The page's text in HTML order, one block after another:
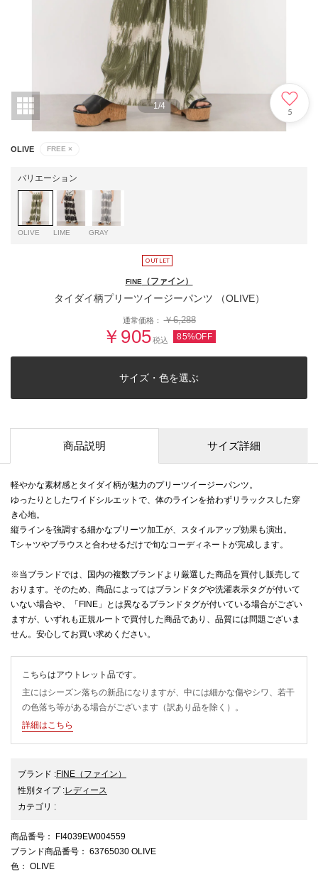
1/4
5
OLIVE FREE ×
バリエーション
OLIVE LIME GRAY
FINE（ファイン）
タイダイ柄プリーツイージーパンツ （OLIVE）
通常価格：￥6,288
￥905税込 85%OFF
サイズ・色を選ぶ
商品説明 サイズ詳細
軽やかな素材感とタイダイ柄が魅力のプリーツイージーパンツ。
ゆったりとしたワイドシルエットで、体のラインを拾わずリラックスした穿
き心地。
縦ラインを強調する細かなプリーツ加工が、スタイルアップ効果も演出。
Tシャツやブラウスと合わせるだけで旬なコーディネートが完成します。
※当ブランドでは、国内の複数ブランドより厳選した商品を買付し販売して
おります。そのため、商品によってはブランドタグや洗濯表示タグが付いて
いない場合や、「FINE」とは異なるブランドタグが付いている場合がござい
ますが、いずれも正規ルートで買付した商品であり、品質には問題ございま
せん。安心してお買い求めください。
こちらはアウトレット品です。
主にはシーズン落ちの新品になりますが、中には細かな傷やシワ、若干
の色落ち等がある場合がございます（訳あり品を除く）。
詳細はこちら
ブランド :FINE （ファイン）
性別タイプ:レディース
カテゴリ :
商品番号 ： FI4039EW004559
ブランド商品番号 ： 63765030 OLIVE
色 ： OLIVE